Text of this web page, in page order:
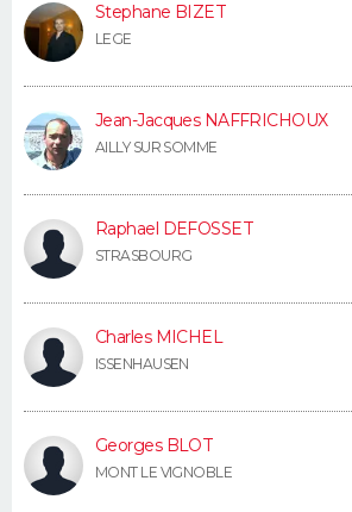
Stephane BIZET
LEGE
Jean-Jacques NAFFRICHOUX
AILLY SUR SOMME
Raphael DEFOSSET
STRASBOURG
Charles MICHEL
ISSENHAUSEN
Georges BLOT
MONT LE VIGNOBLE